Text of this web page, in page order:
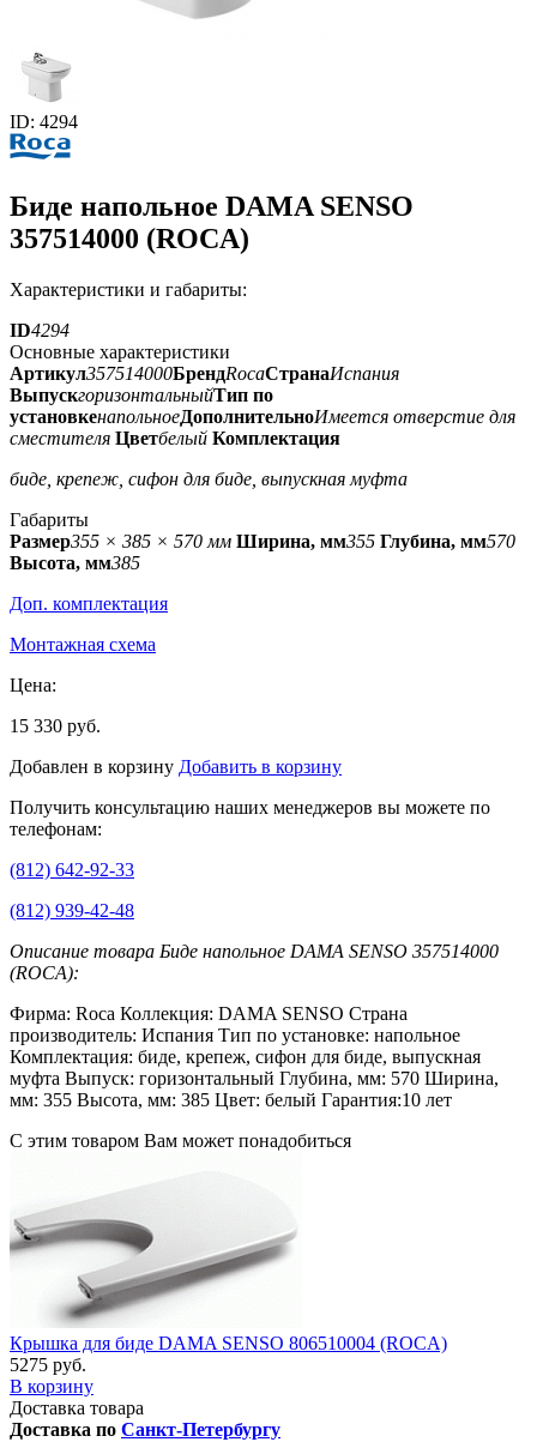
ID: 4294
Биде напольное DAMA SENSO
357514000 (ROCA)
Характеристики и габариты:
ID4294
Основные характеристики
Артикул357514000БрендRocaСтранаИспания
ВыпускгоризонтальныйТип по
установкенапольноеДополнительноИмеется отверстие для
сместителя Цветбелый Комплектация
биде, крепеж, сифон для биде, выпускная муфта
Габариты
Размер355 × 385 × 570 мм Ширина, мм355 Глубина, мм570
Высота, мм385
Доп. комплектация
Монтажная схема
Цена:
15 330 руб.
Добавлен в корзину Добавить в корзину
Получить консультацию наших менеджеров вы можете по
телефонам:
(812) 642-92-33
(812) 939-42-48
Описание товара Биде напольное DAMA SENSO 357514000
(ROCA):
Фирма: Roca Коллекция: DAMA SENSO Страна
производитель: Испания Тип по установке: напольное
Комплектация: биде, крепеж, сифон для биде, выпускная
муфта Выпуск: горизонтальный Глубина, мм: 570 Ширина,
мм: 355 Высота, мм: 385 Цвет: белый Гарантия:10 лет
С этим товаром Вам может понадобиться
Крышка для биде DAMA SENSO 806510004 (ROCA)
5275 руб.
В корзину
Доставка товара
Доставка по Санкт-Петербургу